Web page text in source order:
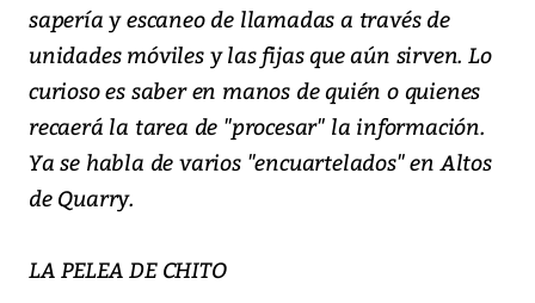
sapería y escaneo de llamadas a través de
unidades móviles y las fijas que aún sirven. Lo
curioso es saber en manos de quién o quienes
recaerá la tarea de "procesar" la información.
Ya se habla de varios "encuartelados" en Altos
de Quarry.
LA PELEA DE CHITO